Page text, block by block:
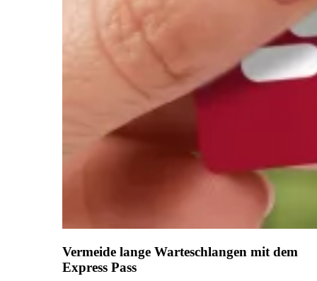
Vermeide lange Warteschlangen mit dem
Express Pass